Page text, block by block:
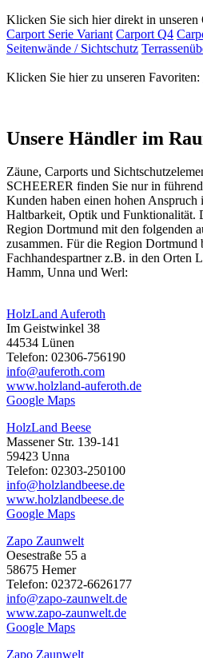
Klicken Sie sich hier direkt in
Carport Serie Variant Carport Q4
Seitenwände / Sichtschutz
Klicken Sie hier zu unseren Favoriten:
Unsere Händler im
Zäune, Carports und
SCHEERER finden Sie nur in
Kunden haben einen hohen
Haltbarkeit, Optik und Funktionalität.
Region Dortmund mit den folgenden
zusammen. Für die Region Dortmund
Fachhandespartner z.B. in den Orten
Hamm, Unna und Werl:
HolzLand Auferoth
Im Geistwinkel 38
44534 Lünen
Telefon: 02306-756190
info@auferoth.com
www.holzland-auferoth.de
Google Maps
HolzLand Beese
Massener Str. 139-141
59423 Unna
Telefon: 02303-250100
info@holzlandbeese.de
www.holzlandbeese.de
Google Maps
Zapo Zaunwelt
Oesestraße 55 a
58675 Hemer
Telefon: 02372-6626177
info@zapo-zaunwelt.de
www.zapo-zaunwelt.de
Google Maps
Zapo Zaunwelt